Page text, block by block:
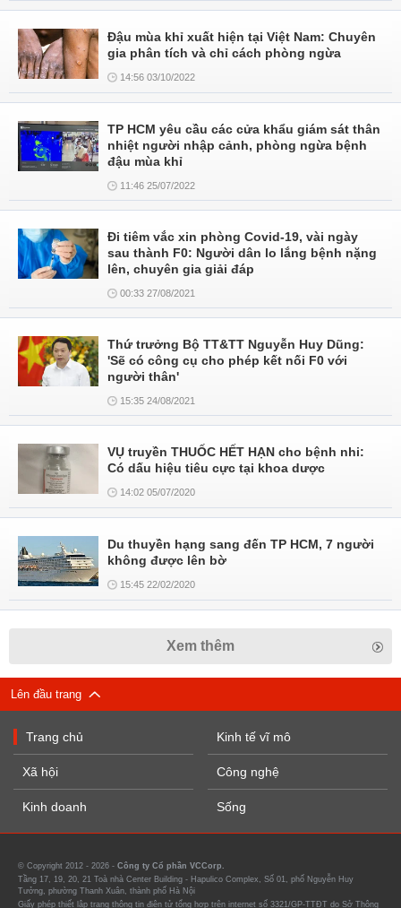
Đậu mùa khỉ xuất hiện tại Việt Nam: Chuyên
gia phân tích và chỉ cách phòng ngừa
14:56 03/10/2022
TP HCM yêu cầu các cửa khẩu giám sát thân
nhiệt người nhập cảnh, phòng ngừa bệnh
đậu mùa khỉ
11:46 25/07/2022
Đi tiêm vắc xin phòng Covid-19, vài ngày
sau thành F0: Người dân lo lắng bệnh nặng
lên, chuyên gia giải đáp
00:33 27/08/2021
Thứ trưởng Bộ TT&TT Nguyễn Huy Dũng:
'Sẽ có công cụ cho phép kết nối F0 với
người thân'
15:35 24/08/2021
VỤ truyền THUỐC HẾT HẠN cho bệnh nhi:
Có dấu hiệu tiêu cực tại khoa dược
14:02 05/07/2020
Du thuyền hạng sang đến TP HCM, 7 người
không được lên bờ
15:45 22/02/2020
Xem thêm
Lên đầu trang
Trang chủ
Xã hội
Kinh doanh
Kinh tế vĩ mô
Công nghệ
Sống
© Copyright 2012 - 2026 - Công ty Cổ phần VCCorp.
Tầng 17, 19, 20, 21 Toà nhà Center Building - Hapulico Complex, Số 01, phố Nguyễn Huy
Tưởng, phường Thanh Xuân, thành phố Hà Nội
Giấy phép thiết lập trang thông tin điện tử tổng hợp trên internet số 3321/GP-TTĐT do Sở Thông